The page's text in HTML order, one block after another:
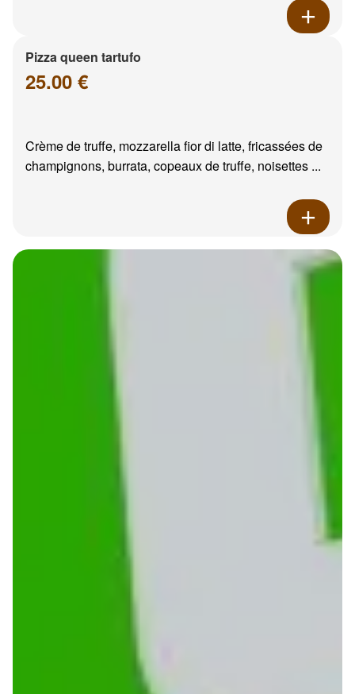
Pizza queen tartufo
25.00 €
Crème de truffe, mozzarella fior di latte, fricassées de
champignons, burrata, copeaux de truffe, noisettes ...